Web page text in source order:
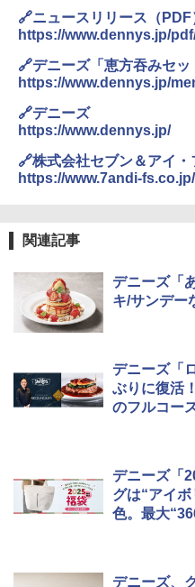
白州
入
￥
4
角ハイ
￥4,919
容量 4
￥4,329
3
国分
し 塩
￥2,294
4
カップ
ーフー
らに塩
ップ麺
高効率
ーム調
お手入
らし
5
シャー
AX-
クショ
🔗ニュースリリース（PDF
https://www.dennys.jp/
🔗デニーズ「恵方吞みセッ
https://www.dennys.jp/
🔗デニーズ
https://www.dennys.jp/
🔗株式会社セブン＆アイ
https://www.7andi-
関連記事
デニーズ「
キ/サンデー
デニーズ「
ぶりに復活
のフルコー
デニーズ「
グは“アイ
色。最大
デニーズ、